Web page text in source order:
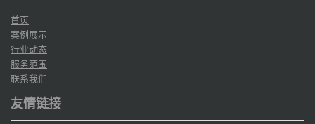
首页
案例展示
行业动态
服务范围
联系我们
友情链接